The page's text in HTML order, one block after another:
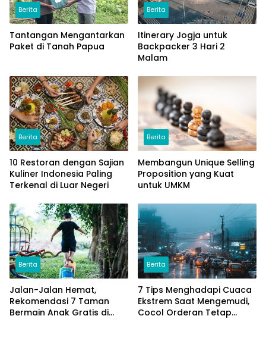
Berita
Tantangan Mengantarkan
Paket di Tanah Papua
Berita
Itinerary Jogja untuk
Backpacker 3 Hari 2
Malam
Berita
10 Restoran dengan Sajian
Kuliner Indonesia Paling
Terkenal di Luar Negeri
Berita
Membangun Unique Selling
Proposition yang Kuat
untuk UMKM
Berita
Jalan-Jalan Hemat,
Rekomendasi 7 Taman
Bermain Anak Gratis di
Berita
7 Tips Menghadapi Cuaca
Ekstrem Saat Mengemudi,
Cocol Orderan Tetap